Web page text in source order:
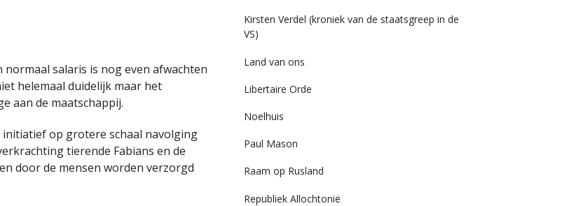
salaris is nog even afwachten
helemaal duidelijk maar het
aan de maatschappij.
op grotere schaal navolging
tierende Fabians en de
door de mensen worden verzorgd
Kirsten Verdel (kroniek van de staatsgreep in de
VS)
Land van ons
Libertaire Orde
Noelhuis
Paul Mason
Raam op Rusland
Republiek Allochtonië